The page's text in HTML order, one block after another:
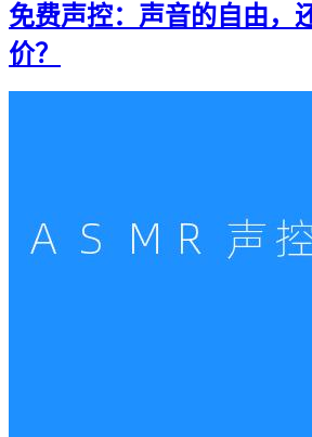
免费声控：声音的自由，
价？